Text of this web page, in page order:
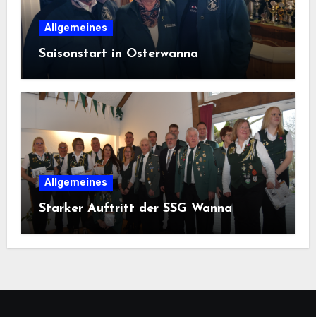
Allgemeines
Saisonstart in Osterwanna
Allgemeines
Starker Auftritt der SSG Wanna